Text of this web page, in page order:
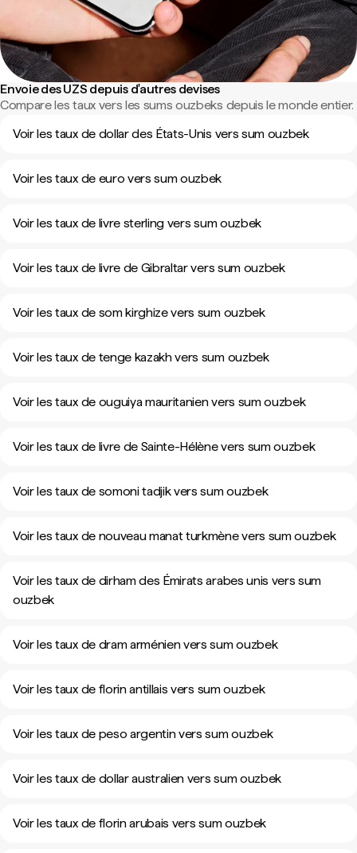
Envoie des UZS depuis d'autres devises
Compare les taux vers les sums ouzbeks depuis le monde entier.
Voir les taux de dollar des États-Unis vers sum ouzbek
Voir les taux de euro vers sum ouzbek
Voir les taux de livre sterling vers sum ouzbek
Voir les taux de livre de Gibraltar vers sum ouzbek
Voir les taux de som kirghize vers sum ouzbek
Voir les taux de tenge kazakh vers sum ouzbek
Voir les taux de ouguiya mauritanien vers sum ouzbek
Voir les taux de livre de Sainte-Hélène vers sum ouzbek
Voir les taux de somoni tadjik vers sum ouzbek
Voir les taux de nouveau manat turkmène vers sum ouzbek
Voir les taux de dirham des Émirats arabes unis vers sum
ouzbek
Voir les taux de dram arménien vers sum ouzbek
Voir les taux de florin antillais vers sum ouzbek
Voir les taux de peso argentin vers sum ouzbek
Voir les taux de dollar australien vers sum ouzbek
Voir les taux de florin arubais vers sum ouzbek